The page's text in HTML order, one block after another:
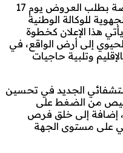
وقد تقرر أن يتم فتح الأظرفة الخاصة بطلب العروض يوم 17
الجهوية للوكالة الوطنية
هذا الإعلان كخطوة
إلى أرض الواقع، في
وتلبية حاجيات
الجديد في تحسين
من الضغط على
إضافة إلى خلق فرص
على مستوى الجهة